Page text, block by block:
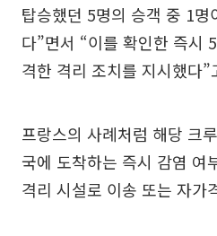
탑승했던 5명의 승객 중 1명
다”면서 “이를 확인한 즉시
격한 격리 조치를 지시했다”
프랑스의 사례처럼 해당 크
국에 도착하는 즉시 감염 여
격리 시설로 이송 또는 자가